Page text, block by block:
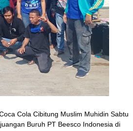
Cola Cibitung Muslim Muhidin Sabtu
Buruh PT Beesco Indonesia di